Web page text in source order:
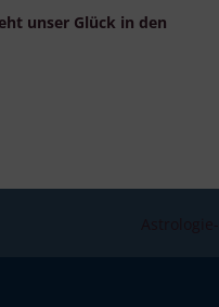
unser Glück in den